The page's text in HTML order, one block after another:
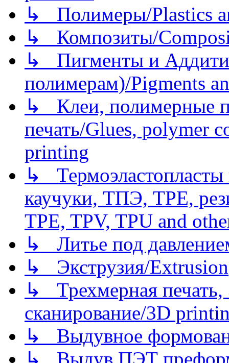
↳ Полимеры/Plastics
↳ Композиты/
↳ Пигменты и
полимерам)/Pigments
↳ Клеи, полимерные
печать/Glues, polymer
printing
↳
каучуки, ТПЭ, TPE,
TPE, TPV, TPU and
↳ Литье под
↳ Экструзия/Extrusion
↳ Трехмерная
сканирование/3D
↳ Выдувное